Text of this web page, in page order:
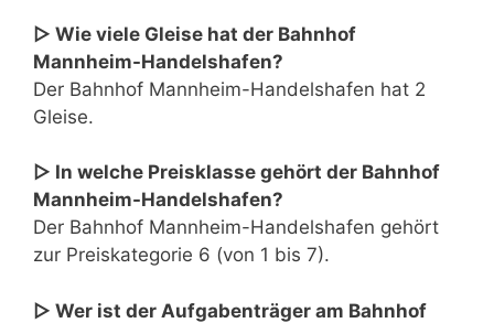
▷ Wie viele Gleise hat der Bahnhof
Mannheim-Handelshafen?
Der Bahnhof Mannheim-Handelshafen hat 2
Gleise.
▷ In welche Preisklasse gehört der Bahnhof
Mannheim-Handelshafen?
Der Bahnhof Mannheim-Handelshafen gehört
zur Preiskategorie 6 (von 1 bis 7).
▷ Wer ist der Aufgabenträger am Bahnhof